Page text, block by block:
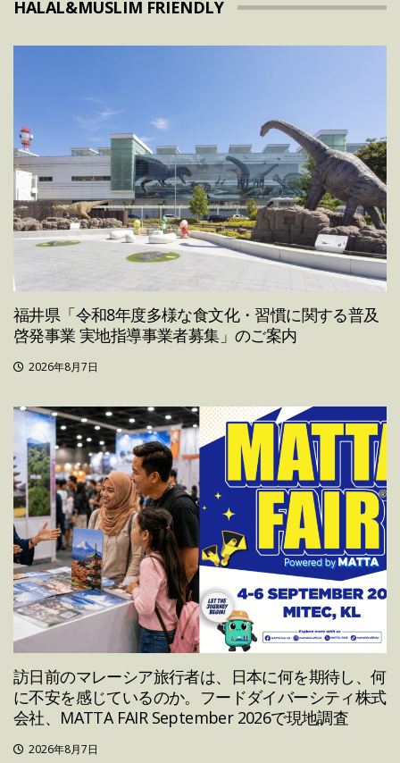
HALAL&MUSLIM FRIENDLY
福井県「令和8年度多様な食文化・習慣に関する普及
啓発事業 実地指導事業者募集」のご案内
2026年8月7日
訪日前のマレーシア旅行者は、日本に何を期待し、何
に不安を感じているのか。フードダイバーシティ株式
会社、MATTA FAIR September 2026で現地調査
2026年8月7日